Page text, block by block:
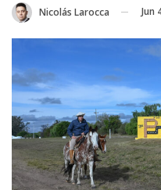
Nicolás Larocca Jun